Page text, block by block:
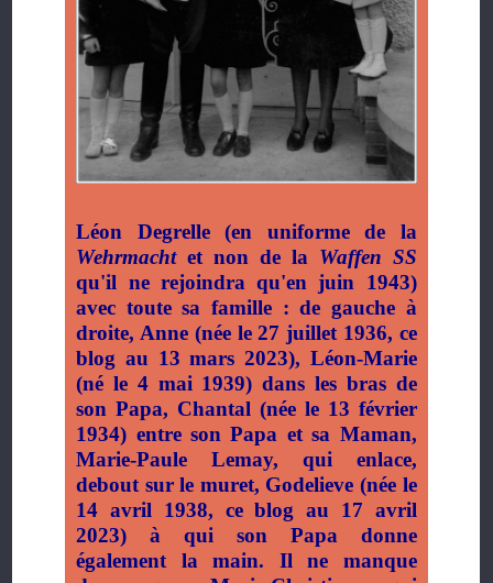
Léon Degrelle (en uniforme de la
Wehrmachtet non de la Waffen SS
qu'il ne rejoindra qu'en juin 1943)
avec toute sa famille : de gauche à
droite, Anne (née le 27 juillet 1936, ce
blog au 13 mars 2023), Léon-Marie
(né le 4 mai 1939) dans les bras de
son Papa, Chantal (née le 13 février
1934) entre son Papa et sa Maman,
Marie-Paule Lemay, qui enlace,
debout sur le muret, Godelieve (née le
14 avril 1938, ce blog au 17 avril
2023) à qui son Papa donne
également la main. Il ne manque